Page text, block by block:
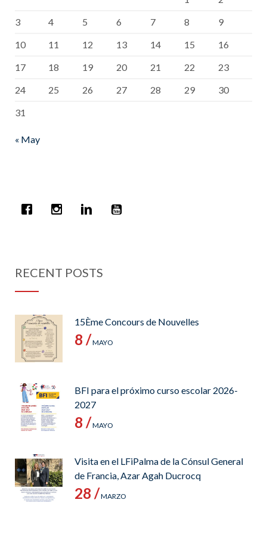
3
4 5 6 7 8
9
10
11 12 13 14 15
16
17
18 19 20 21 22
23
24
25 26 27 28 29
30
31
« May
RECENT POSTS
15Ème Concours de Nouvelles
8 /MAYO
BFI para el próximo curso escolar 2026-
2027
8 /MAYO
Visita en el LFiPalma de la Cónsul General
de Francia, Azar Agah Ducrocq
28 /MARZO